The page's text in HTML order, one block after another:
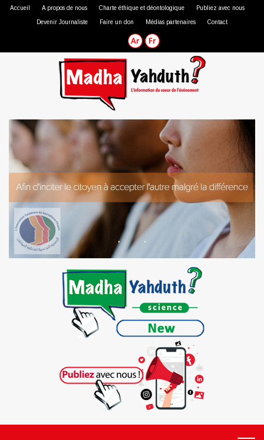
Accueil A propos de nous Charte éthique et déontologique Publiez avec nous
Devenir Journaliste Faire un don Médias partenaires Contact